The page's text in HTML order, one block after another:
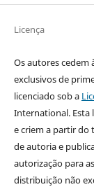
Licença
Os autores cedem
exclusivos de
licenciado sob a
International. Esta
e criem a partir
de autoria e
autorização para
distribuição não